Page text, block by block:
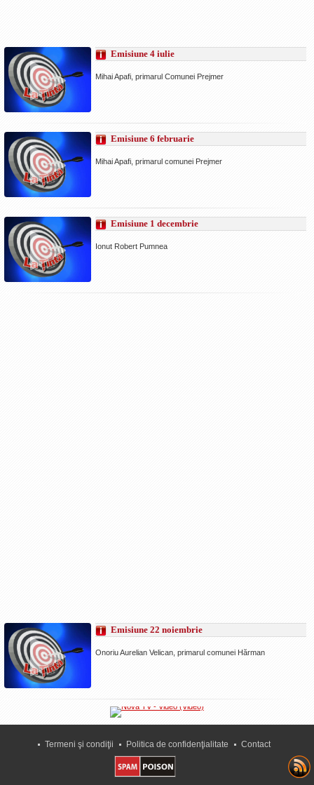
Emisiune 4 iulie
Mihai Apafi, primarul Comunei Prejmer
Emisiune 6 februarie
Mihai Apafi, primarul comunei Prejmer
Emisiune 1 decembrie
Ionut Robert Pumnea
Emisiune 22 noiembrie
Onoriu Aurelian Velican, primarul comunei Hărman
Termeni şi condiţii Politica de confidenţialitate Contact